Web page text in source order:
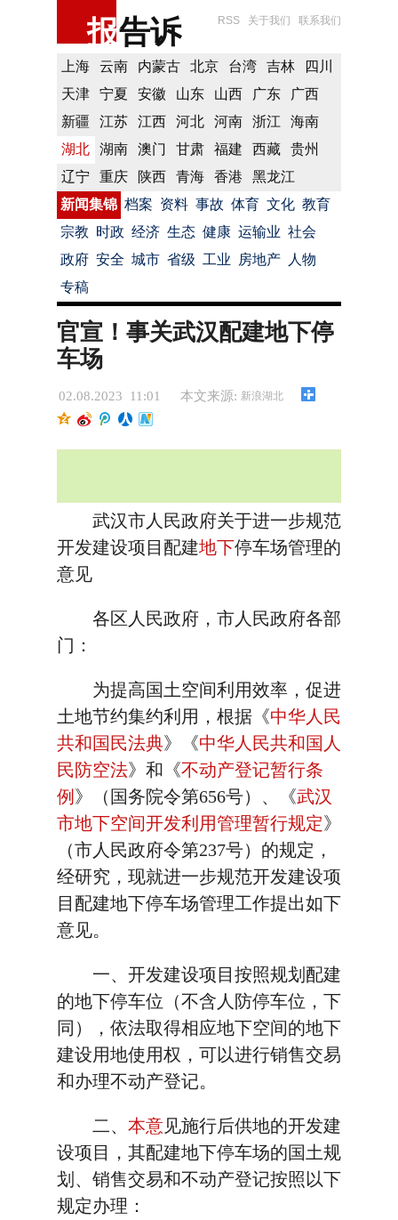
报告诉 RSS 关于我们 联系我们
上海 云南 内蒙古 北京 台湾 吉林
四川
天津
宁夏 安徽 山东 山西 广东
广西
新疆
江苏 江西 河北 河南 浙江
海南
湖北
湖南 澳门 甘肃 福建 西藏
贵州
辽宁
重庆 陕西 青海 香港
黑龙江
新闻集锦 档案 资料 事故 体育 文化 教育
宗教 时政 经济 生态 健康 运输业 社会
政府 安全 城市 省级 工业 房地产
人物
专稿
官宣！事关武汉配建地下停
车场
02.08.2023 11:01 本文来源: 新浪湖北
武汉市人民政府关于进一步规范
开发建设项目配建地下停车场管理的
意见
各区人民政府，市人民政府各部
门：
为提高国土空间利用效率，促进
土地节约集约利用，根据《中华人民
共和国民法典》《中华人民共和国人
民防空法》和《不动产登记暂行条
例 》（国务院令第656号）、《武汉
市地下空间开发利用管理暂行规定》
（市人民政府令第237号）的规定，
经研究，现就进一步规范开发建设项
目配建地下停车场管理工作提出如下
意见。
一、开发建设项目按照规划配建
的地下停车位（不含人防停车位，下
同），依法取得相应地下空间的地下
建设用地使用权，可以进行销售交易
和办理不动产登记。
二、 本意见施行后供地的开发建
设项目，其配建地下停车场的国土规
划、销售交易和不动产登记按照以下
规定办理：